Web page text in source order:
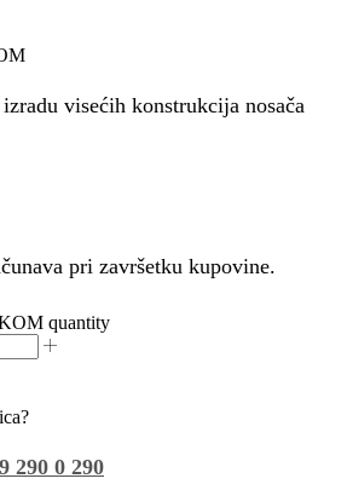
visećih konstrukcija nosača
pri završetku kupovine.
quantity
290 0 290